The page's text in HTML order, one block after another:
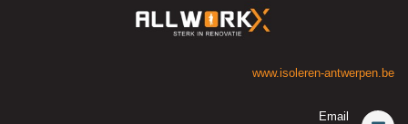
www.isoleren-antwerpen.be
Email